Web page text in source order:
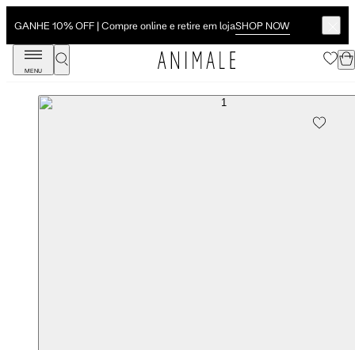
GANHE 10% OFF | Compre online e retire em lojaSHOP NOW
MENU